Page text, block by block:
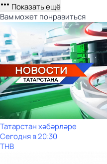
Показать ещё
Вам может понравиться
Татарстан хәбәрләре
Сегодня в 20:30
ТНВ